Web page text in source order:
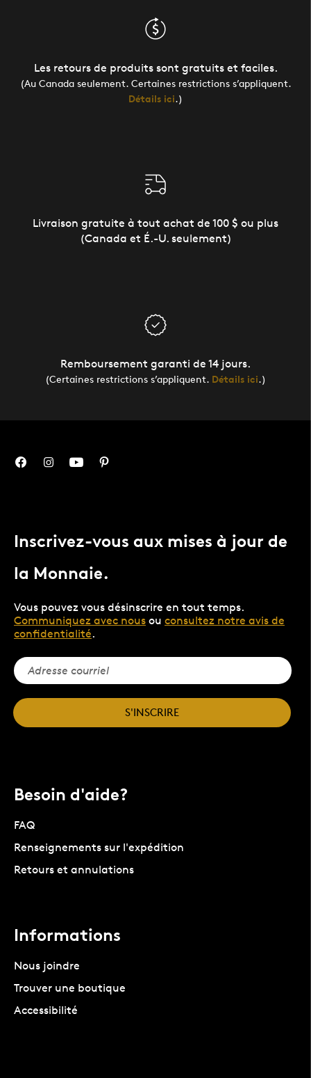
Les retours de produits sont gratuits et faciles.
(Au Canada seulement. Certaines restrictions s’appliquent.
Détails ici.)
Livraison gratuite à tout achat de 100 $ ou plus
(Canada et É.-U. seulement)
Remboursement garanti de 14 jours.
(Certaines restrictions s’appliquent. Détails ici.)
Inscrivez-vous aux mises à jour de
la Monnaie.
Vous pouvez vous désinscrire en tout temps.
Communiquez avec nous ou consultez notre avis de
confidentialité.
S'INSCRIRE
Besoin d'aide?
FAQ
Renseignements sur l'expédition
Retours et annulations
Informations
Nous joindre
Trouver une boutique
Accessibilité